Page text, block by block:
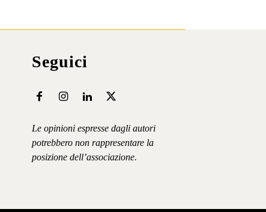
Seguici
Le opinioni espresse dagli autori
potrebbero non rappresentare la
posizione dell’associazione.